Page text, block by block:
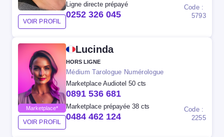
VOIR PROFIL
Ligne directe prépayé
0252 326 045
Code :
5793
Marketplace*
VOIR PROFIL
Lucinda
HORS LIGNE
Médium Tarologue Numérologue
Marketplace Audiotel 50 cts
0891 536 681
Marketplace prépayée 38 cts
0484 462 124
Code :
2255